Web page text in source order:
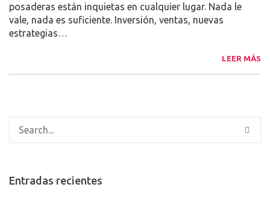
posaderas están inquietas en cualquier lugar. Nada le
vale, nada es suficiente. Inversión, ventas, nuevas
estrategias…
LEER MÁS
Entradas recientes